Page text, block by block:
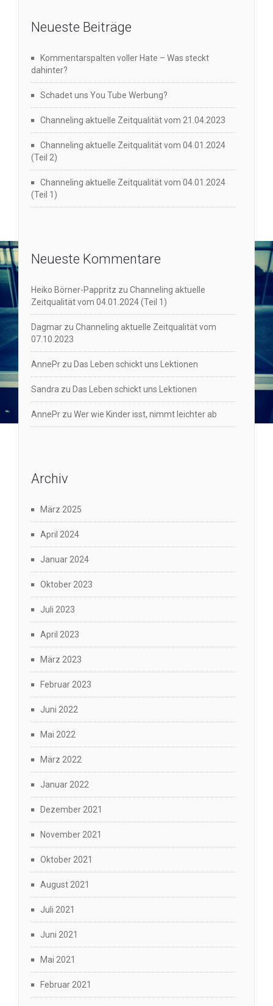
Neueste Beiträge
Kommentarspalten voller Hate – Was steckt
dahinter?
Schadet uns You Tube Werbung?
Channeling aktuelle Zeitqualität vom 21.04.2023
Channeling aktuelle Zeitqualität vom 04.01.2024
(Teil 2)
Channeling aktuelle Zeitqualität vom 04.01.2024
(Teil 1)
Neueste Kommentare
Heiko Börner-Pappritz zu Channeling aktuelle
Zeitqualität vom 04.01.2024 (Teil 1)
Dagmar zu Channeling aktuelle Zeitqualität vom
07.10.2023
AnnePr zu Das Leben schickt uns Lektionen
Sandra zu Das Leben schickt uns Lektionen
AnnePr zu Wer wie Kinder isst, nimmt leichter ab
Archiv
März 2025
April 2024
Januar 2024
Oktober 2023
Juli 2023
April 2023
März 2023
Februar 2023
Juni 2022
Mai 2022
März 2022
Januar 2022
Dezember 2021
November 2021
Oktober 2021
August 2021
Juli 2021
Juni 2021
Mai 2021
Februar 2021